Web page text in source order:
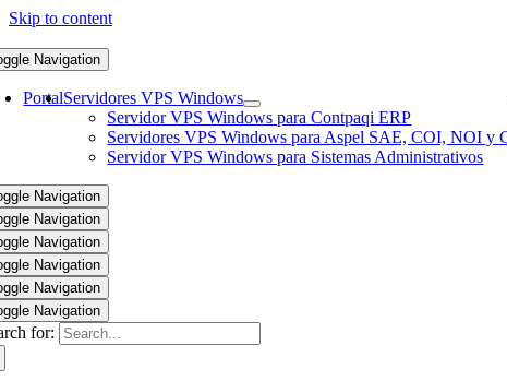
Skip to content
Navigation
PortalServidores VPS Windows
Servidor VPS Windows para Contpaqi ERP
Servidores VPS Windows para Aspel SAE, COI, NOI y
Servidor VPS Windows para Sistemas Administrativos
Navigation
Navigation
Navigation
Navigation
Navigation
Navigation
for: